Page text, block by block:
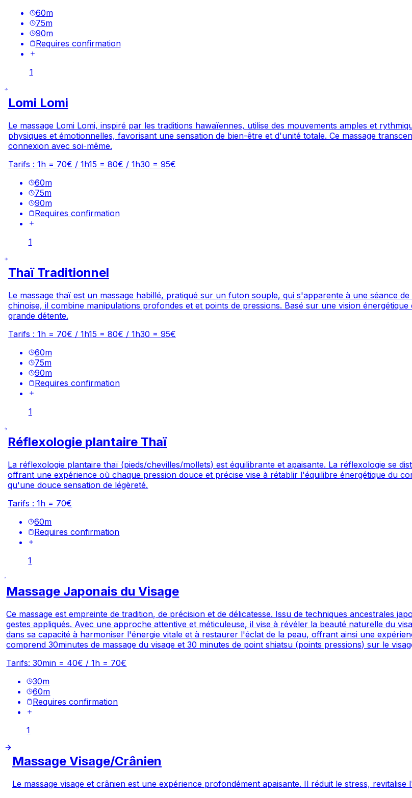
60m
75m
90m
Requires confirmation
1
Lomi Lomi
Le massage Lomi Lomi, inspiré par les traditions hawaïennes, utilise des mouvements amples et
physiques et émotionnelles, favorisant une sensation de bien-être et d'unité totale. Ce massage
connexion avec soi-même.
Tarifs : 1h = 70€ / 1h15 = 80€ / 1h30 = 95€
60m
75m
90m
Requires confirmation
1
Thaï Traditionnel
Le massage thaï est un massage habillé, pratiqué sur un futon souple, qui s'apparente à une séance
chinoise, il combine manipulations profondes et et points de pressions. Basé sur une vision
grande détente.
Tarifs : 1h = 70€ / 1h15 = 80€ / 1h30 = 95€
60m
75m
90m
Requires confirmation
1
Réflexologie plantaire Thaï
La réflexologie plantaire thaï (pieds/chevilles/mollets) est équilibrante et apaisante. La réflexologie se
offrant une expérience où chaque pression douce et précise vise à rétablir l'équilibre énergétique du
qu'une douce sensation de légèreté.
Tarifs : 1h = 70€
60m
Requires confirmation
1
Massage Japonais du Visage
Ce massage est empreinte de tradition, de précision et de délicatesse. Issu de techniques ancestrales
gestes appliqués. Avec une approche attentive et méticuleuse, il vise à révéler la beauté naturelle du
dans sa capacité à harmoniser l'énergie vitale et à restaurer l'éclat de la peau, offrant ainsi une
comprend 30minutes de massage du visage et 30 minutes de point shiatsu (points pressions) sur le
Tarifs: 30min = 40€ / 1h = 70€
30m
60m
Requires confirmation
1
Massage Visage/Crânien
Le massage visage et crânien est une expérience profondément apaisante. Il réduit le stress,